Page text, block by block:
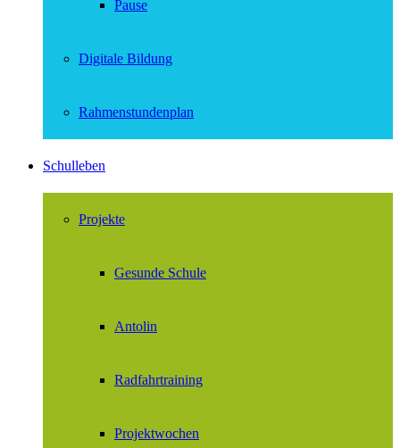
Pause
Digitale Bildung
Rahmenstundenplan
Schulleben
Projekte
Gesunde Schule
Antolin
Radfahrtraining
Projektwochen